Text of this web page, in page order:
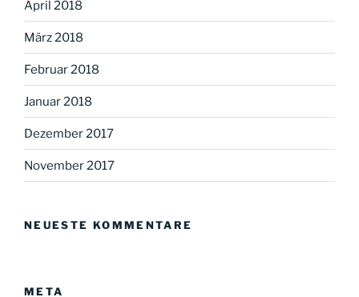
April 2018
März 2018
Februar 2018
Januar 2018
Dezember 2017
November 2017
NEUESTE KOMMENTARE
META